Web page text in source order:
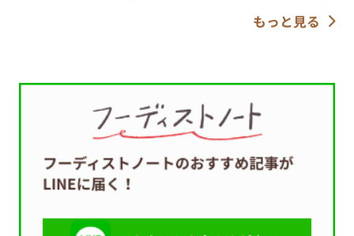
もっと見る